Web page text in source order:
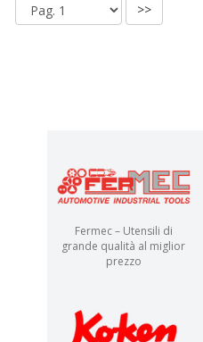
>>
Fermec – Utensili di
grande qualità al miglior
prezzo